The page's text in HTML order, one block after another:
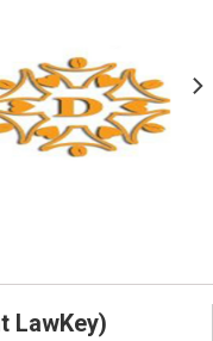
LawKey)